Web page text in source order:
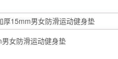
女防滑运动健身垫